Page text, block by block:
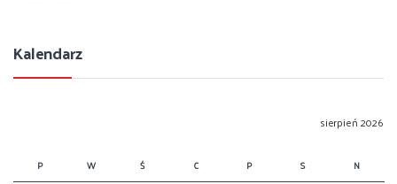
Kalendarz
sierpień 2026
P W Ś C P S N